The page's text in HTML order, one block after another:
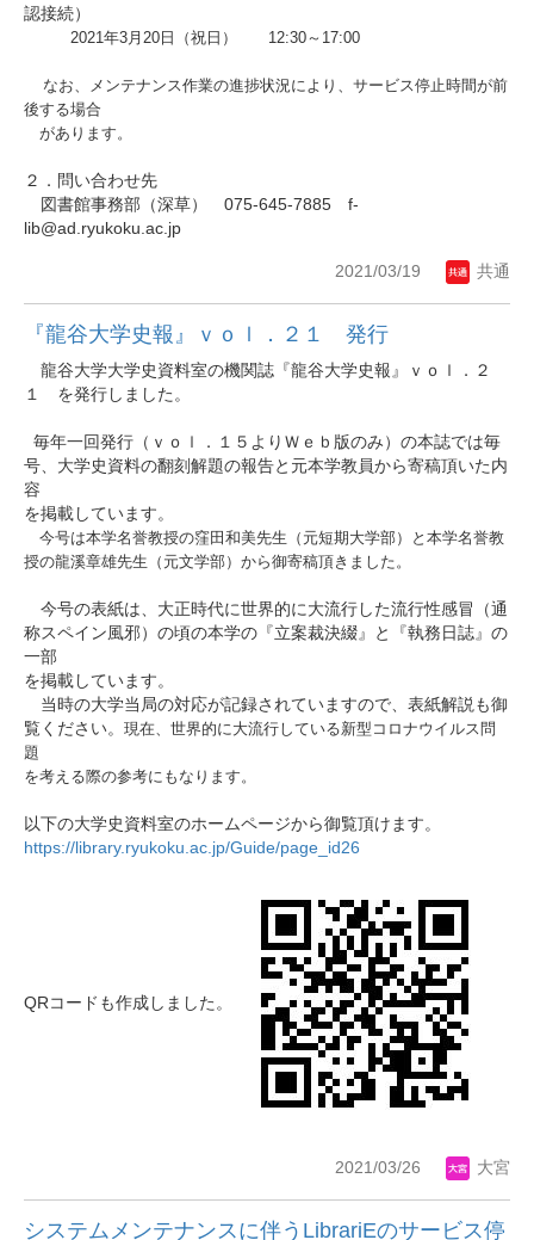
認接続）
2021年3月20日（祝日） 12:30～17:00
なお、メンテナンス作業の進捗状況により、サービス停止時間が前
後する場合
があります。
２．問い合わせ先
図書館事務部（深草） 075-645-7885 f-
lib@ad.ryukoku.ac.jp
2021/03/19 共通
『龍谷大学史報』ｖｏｌ．２１ 発行
龍谷大学大学史資料室の機関誌『龍谷大学史報』ｖｏｌ．２
１ を発行しました。
毎年一回発行（ｖｏｌ．１５よりＷｅｂ版のみ）の本誌では毎
号、大学史資料の翻刻解題の報告と元本学教員から寄稿頂いた内
容
を掲載しています。
今号は本学名誉教授の窪田和美先生（元短期大学部）と本学名誉教
授の龍溪章雄先生（元文学部）から御寄稿頂きました。
今号の表紙は、大正時代に世界的に大流行した流行性感冒（通
称スペイン風邪）の頃の本学の『立案裁決綴』と『執務日誌』の
一部
を掲載しています。
当時の大学当局の対応が記録されていますので、表紙解説も御
覧ください。 現在、世界的に大流行している新型コロナウイルス問
題
を考える際の参考にもなります。
以下の大学史資料室のホームページから御覧頂けます。
https://library.ryukoku.ac.jp/Guide/page_id26
QRコードも作成しました。
2021/03/26 大宮
システムメンテナンスに伴うLibrariEのサービス停